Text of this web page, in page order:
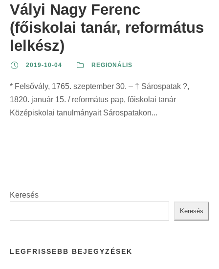
Vályi Nagy Ferenc
(főiskolai tanár, református
lelkész)
2019-10-04 REGIONÁLIS
* Felsővály, 1765. szeptember 30. – † Sárospatak ?,
1820. január 15. / református pap, főiskolai tanár
Középiskolai tanulmányait Sárospatakon...
Keresés
Keresés
LEGFRISSEBB BEJEGYZÉSEK